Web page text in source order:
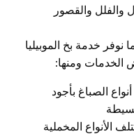
والقصور
نوفر خدمة بخ الموبيليا
الخدمات ومنها:
الصباغ بأجود
الأنواع المخملية